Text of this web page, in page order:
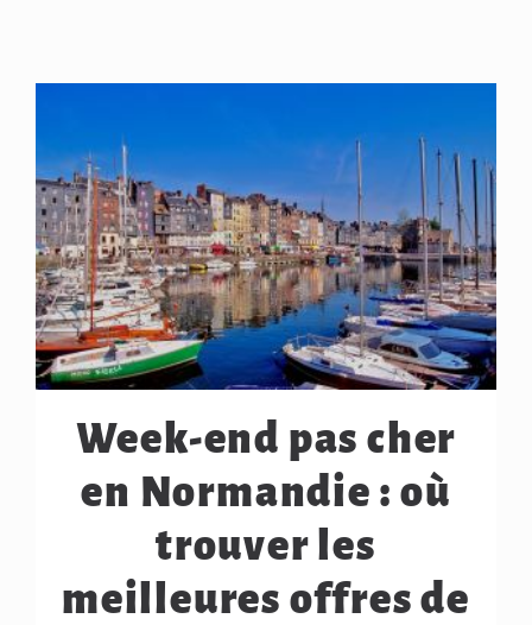
Week-end pas cher
en Normandie : où
trouver les
meilleures offres de